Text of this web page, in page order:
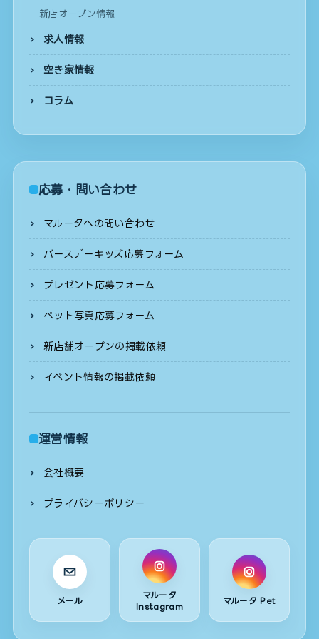
新店オープン情報
求人情報
空き家情報
コラム
応募・問い合わせ
マルータへの問い合わせ
バースデーキッズ応募フォーム
プレゼント応募フォーム
ペット写真応募フォーム
新店舗オープンの掲載依頼
イベント情報の掲載依頼
運営情報
会社概要
プライバシーポリシー
メール
マルータ
Instagram
マルータ Pet